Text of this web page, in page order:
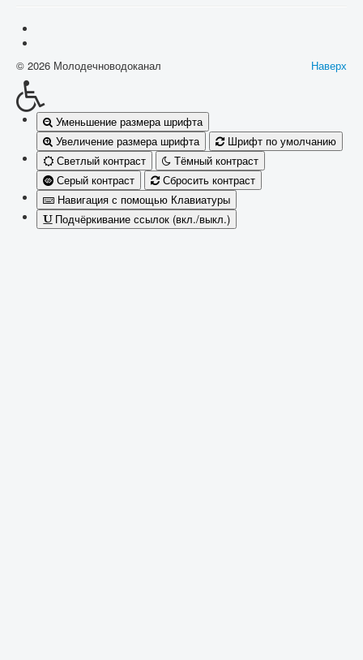
Наверх
© 2026 Молодечноводоканал
Уменьшение размера шрифта
Увеличение размера шрифта
Шрифт по умолчанию
Светлый контраст
Тёмный контраст
Серый контраст
Сбросить контраст
Навигация с помощью Клавиатуры
Подчёркивание ссылок (вкл./выкл.)